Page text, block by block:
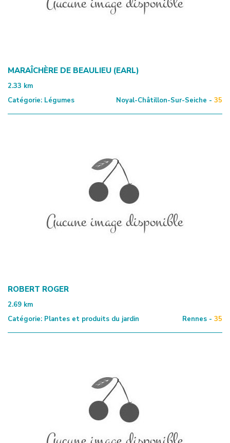
MARAÎCHÈRE DE BEAULIEU (EARL)
2.33 km
Catégorie: Légumes Noyal-Châtillon-Sur-Seiche - 35
ROBERT ROGER
2.69 km
Catégorie: Plantes et produits du jardin Rennes - 35